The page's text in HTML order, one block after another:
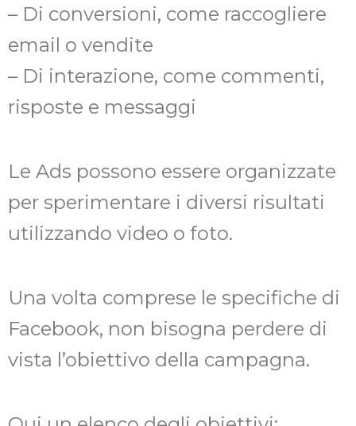
– Di conversioni, come raccogliere
email o vendite
– Di interazione, come commenti,
risposte e messaggi
Le Ads possono essere organizzate
per sperimentare i diversi risultati
utilizzando video o foto.
Una volta comprese le specifiche di
Facebook, non bisogna perdere di
vista l’obiettivo della campagna.